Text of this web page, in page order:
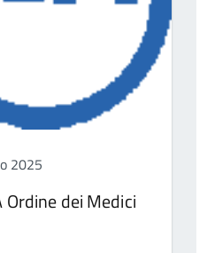
2025
dei Medici